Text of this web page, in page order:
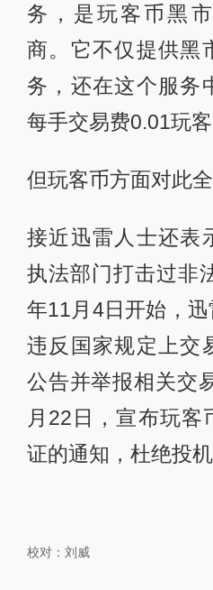
务，是玩客币黑
商。它不仅提供黑
务，还在这个服务
每手交易费0.01玩
但玩客币方面对此全
接近迅雷人士还表
执法部门打击过非
年11月4日开始，
违反国家规定上交
公告并举报相关交
月22日，宣布玩客
证的通知，杜绝投
校对： 刘威